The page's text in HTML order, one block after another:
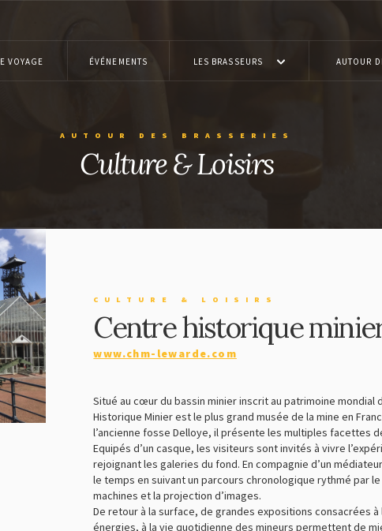
VOYAGE ÉVÉNEMENTS LES BRASSEURS AUTOUR
AUTOUR DES BRASSERIES
Culture & Loisirs
CULTURE & LOISIRS
Centre historique
www.chm-lewarde.com
Situé au cœur du bassin minier inscrit au patrimoine mondial
Historique Minier est le plus grand musée de la mine en
l’ancienne fosse Delloye, il présente les multiples facettes
Equipés d’un casque, les visiteurs sont invités à vivre
rejoignant les galeries du fond. En compagnie d’un
le temps en suivant un parcours chronologique rythmé par
machines et la projection d’images.
De retour à la surface, de grandes expositions consacrées à
énergies, à la vie quotidienne des mineurs permettent de